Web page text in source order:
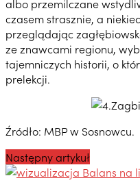
albo przemilczane
czasem strasznie, a
przeglądając
ze znawcami regionu,
tajemniczych historii, o
prelekcji.
Źródło: MBP w Sosnowcu.
Następny artykuł